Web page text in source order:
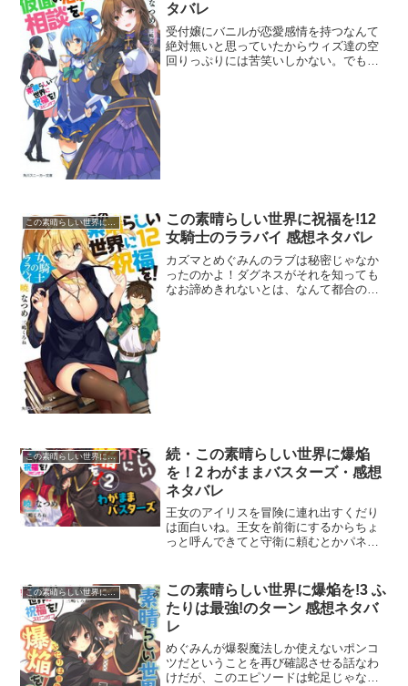
タバレ
受付嬢にバニルが恋愛感情を持つなんて
絶対無いと思っていたからウィズ達の空
回りっぷりには苦笑いしかない。でも受
この素晴らしい世界に祝福を!12
女騎士のララバイ 感想ネタバレ
カズマとめぐみんのラブは秘密じゃなか
ったのかよ！ダグネスがそれを知っても
なお諦めきれないとは、なんて都合のい
この素晴らしい世界に祝福を!
続・この素晴らしい世界に爆焔
を！2 わがままバスターズ・感想
ネタバレ
王女のアイリスを冒険に連れ出すくだり
は面白いね。王女を前衛にするからちょ
っと呼んできてと守衛に頼むとかパネ
愛されてる証拠だね。アイリスがらみは
ホントに面白い。あの生物学...
この素晴らしい世界に祝福を!
この素晴らしい世界に爆焔を!3 ふ
たりは最強!のターン 感想ネタバ
レ
めぐみんが爆裂魔法しか使えないポンコ
ツだということを再び確認させる話なわ
けだが、このエピソードは蛇足じゃない